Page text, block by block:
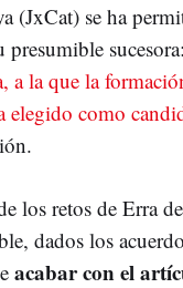
(JxCat) se ha
presumible
a la que la
elegido como
los retos de Erra
dados los
acabar con el